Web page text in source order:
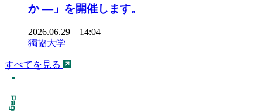
か ―」を開催します。
2026.06.29 14:04
獨協大学
すべてを見る